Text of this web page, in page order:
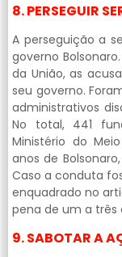
8. PERSEGUIR
A perseguição a
governo
da União, as
seu governo.
administrativos
No total, 441
Ministério do
anos de
Caso a conduta
enquadrado no
pena de um a
9. SABOTAR A